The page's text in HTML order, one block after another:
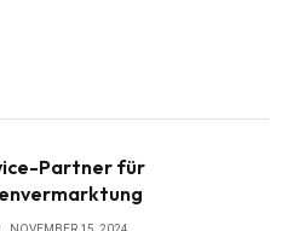
Partner für